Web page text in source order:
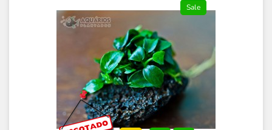
Sale